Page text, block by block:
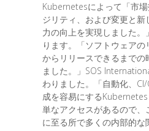
Kubernetesによって「市
ジリティ、および変更と
力の向上を実現しました
ります。「ソフトウェア
からリリースできるまで
ました。」SOS
わりました。「自動化、
成を容易にする
単なアクセスがあるので
に至る所で多くの内部的な